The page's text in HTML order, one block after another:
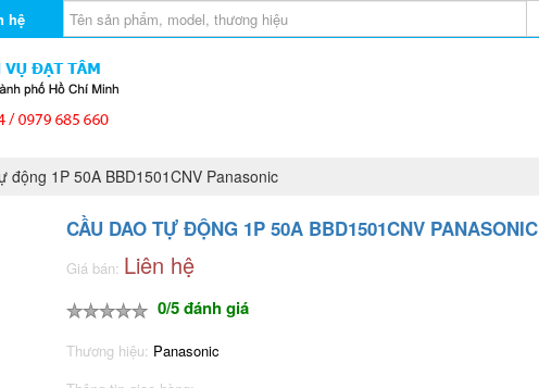
hệ
động 1P 50A BBD1501CNV Panasonic
CẦU DAO TỰ ĐỘNG 1P 50A BBD1501CNV PANASONIC
Giá bán: Liên hệ
0/5 đánh giá
Thương hiệu: Panasonic